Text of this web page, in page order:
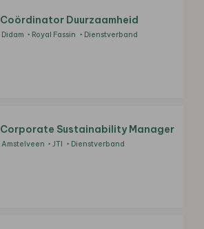
Coördinator Duurzaamheid
Didam Royal Fassin Dienstverband
Corporate Sustainability Manager
Amstelveen JTI Dienstverband